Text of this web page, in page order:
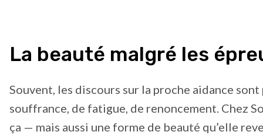
La beauté malgré les
Souvent, les discours sur la proche aidance
souffrance, de fatigue, de renoncement. Chez
ça — mais aussi une forme de beauté qu’elle